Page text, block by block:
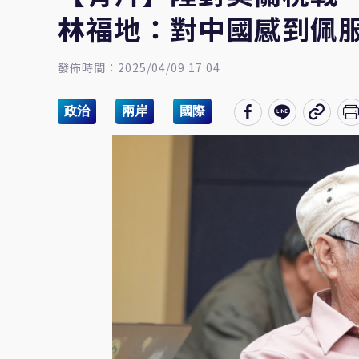
林福地：對中國感到佩
發佈時間：2025/04/09 17:04
政治 兩岸 國際